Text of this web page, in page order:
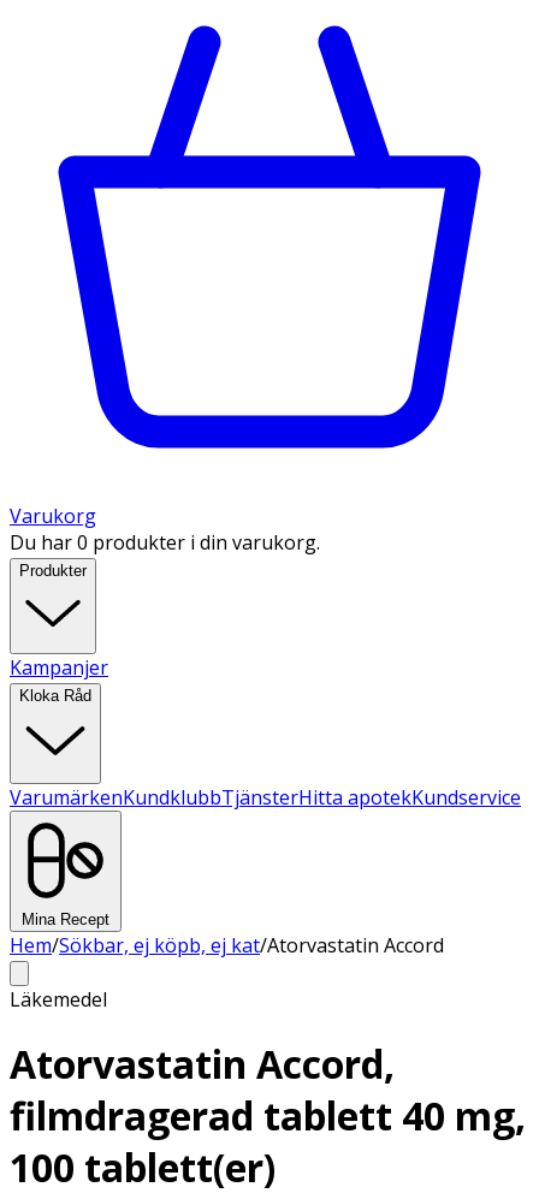
Varukorg
Du har 0 produkter i din varukorg.
Produkter
Kampanjer
Kloka Råd
VarumärkenKundklubbTjänsterHitta apotekKundservice
Mina Recept
Hem/Sökbar, ej köpb, ej kat/Atorvastatin Accord
Läkemedel
Atorvastatin Accord,
filmdragerad tablett 40 mg,
100 tablett(er)